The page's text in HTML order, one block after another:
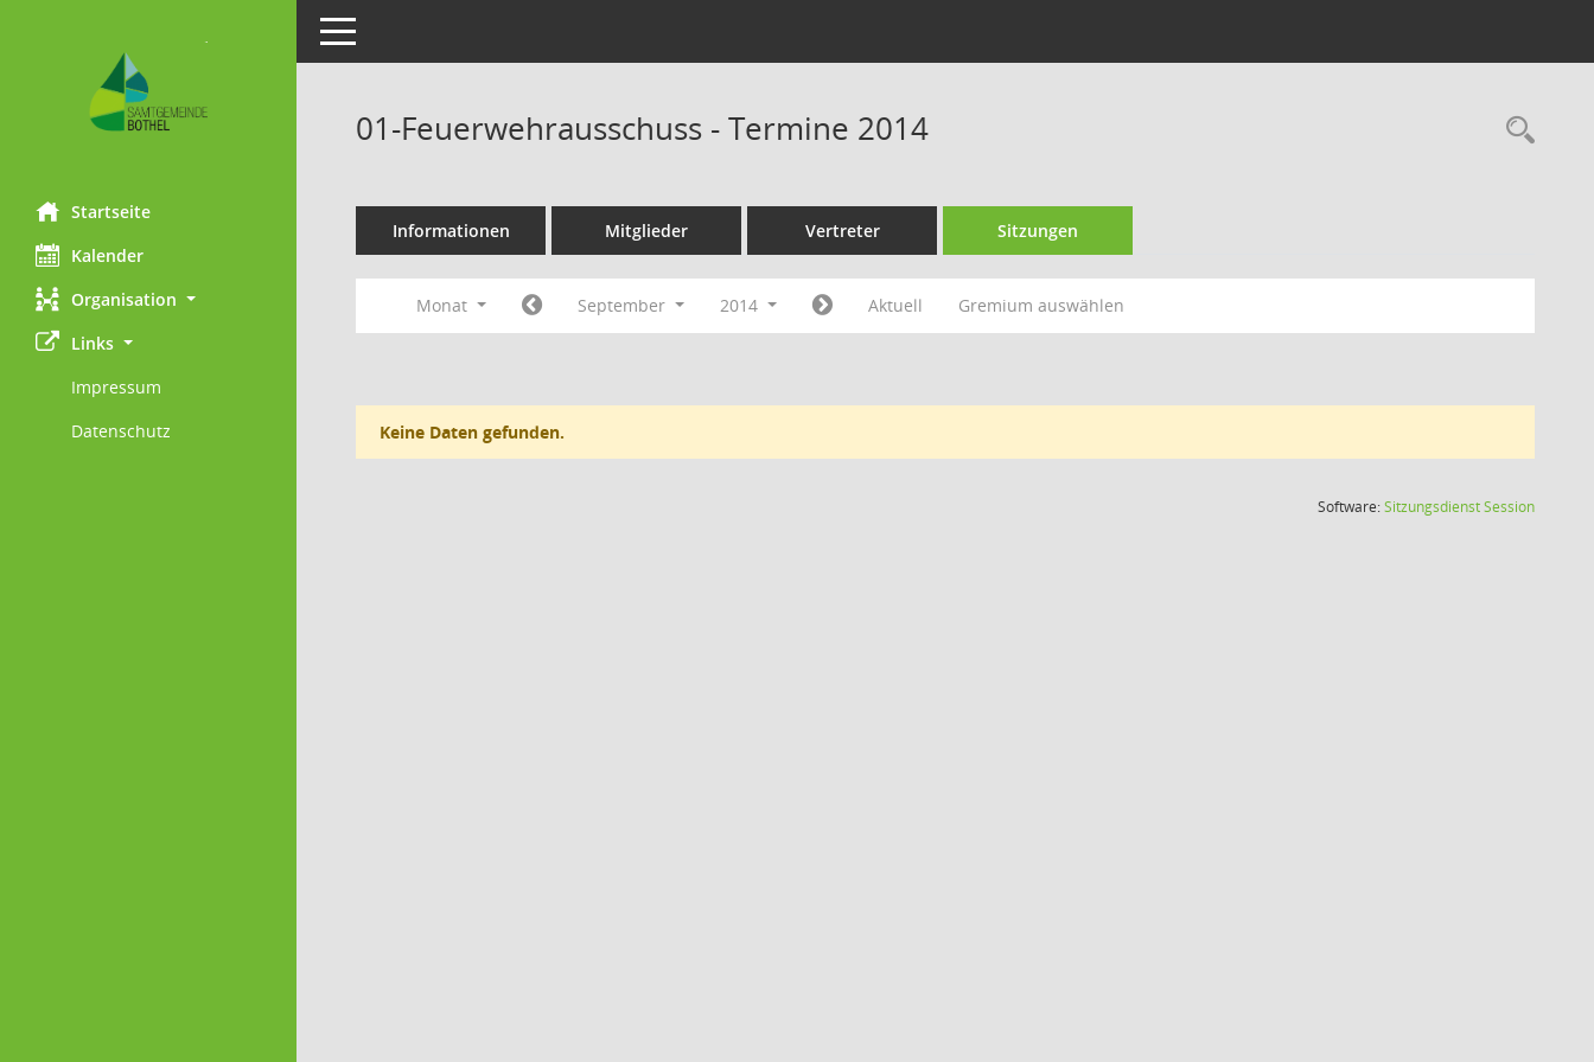
Startseite
Kalender
Organisation
Links
Impressum
Datenschutz
Toggle navigation
01-Feuerwehrausschuss - Termine 2014
Informationen Mitglieder Vertreter Sitzungen
Monat September 2014 Aktuell Gremium auswählen
Keine Daten gefunden.
Software:SitzungsdienstSession(Wird in